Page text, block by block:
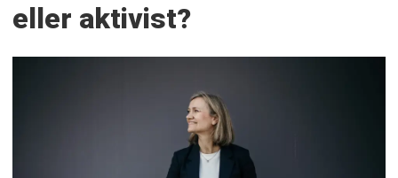
eller aktivist?